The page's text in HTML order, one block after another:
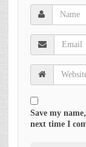
Save my
next time I